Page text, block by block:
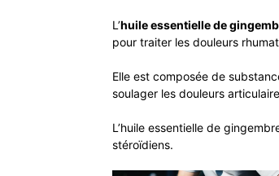
L’huile essentielle de
pour traiter les douleurs
Elle est composée de
soulager les douleurs
L’huile essentielle de
stéroïdiens.